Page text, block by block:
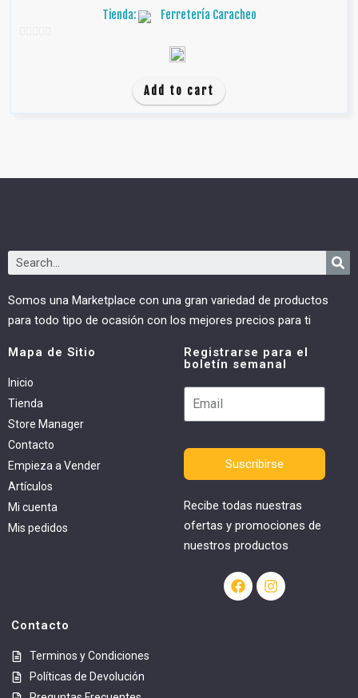
Tienda: Ferretería Caracheo
Add to cart
Somos una Marketplace con una gran variedad de productos
para todo tipo de ocasión con los mejores precios para ti
Mapa de Sitio
Inicio
Tienda
Store Manager
Contacto
Empieza a Vender
Artículos
Mi cuenta
Mis pedidos
Registrarse para el
boletín semanal
Suscribirse
Recibe todas nuestras
ofertas y promociones de
nuestros productos
Contacto
Terminos y Condiciones
Políticas de Devolución